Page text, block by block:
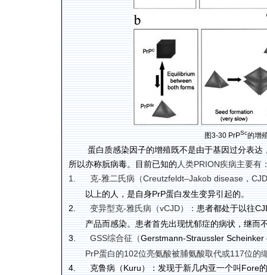
图3-30 PrPSc的增
蛋白质感染因子的增殖既不是由于基因过分表
所以亦称朊病毒。目前已知的人类PRION疾病主要有
1.
克-雅二氏病（Creutzfeldt–Jakob disease，CJD
以上的人，是自身PrP蛋白发生变异引起的。
2.
变异型克-雅氏病（vCJD）：患者都处于以往
产品而感染。患者首先出现忧郁症的病状，继而
3.
GSS综合征（Gerstmann-Straussler Scheinker
PrP蛋白的102位亮氨酸被脯氨酸取代或117位的
4.
克鲁病（Kuru）：发现于新几内亚一个叫Fore